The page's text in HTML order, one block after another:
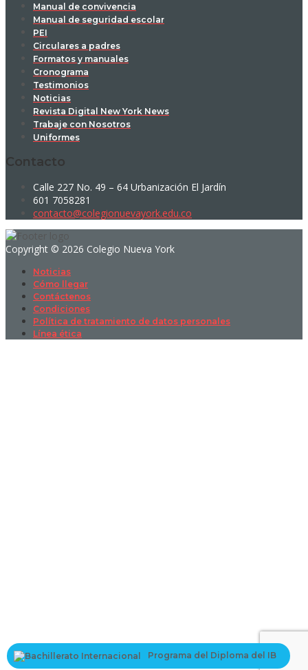
Programa del Diploma del IB
Manual de convivencia
Manual de seguridad escolar
PEI
Circulares a padres
Formatos y manuales
Cronograma
Testimonios
Noticias
Revista Digital New York News
Trabaje con Nosotros
Uniformes
Contacto
Calle 227 No. 49 – 64 Urbanización El Jardín
601 7058281
contacto@colegionuevayork.edu.co
Copyright © 2026 Colegio Nueva York
Noticias
Cómo llegar
Contáctenos
Condiciones
Política de tratamiento de datos personales
Línea ética
We'll send you an email as soon as your
application is approved.Go to Profile
No account?RegistroSign In